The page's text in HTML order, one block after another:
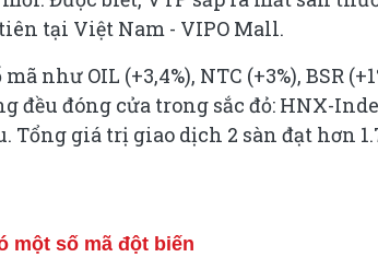
tại Việt Nam - VIPO Mall.
như OIL (+3,4%), NTC (+3%), BSR
đều đóng cửa trong sắc đỏ: HNX-
Tổng giá trị giao dịch 2 sàn đạt hơn
một số mã đột biến